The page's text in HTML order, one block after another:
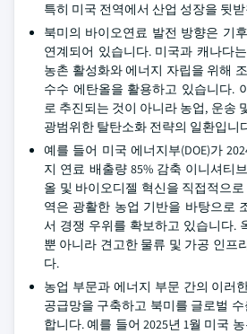
특히 미국 전역에서 산업 성장을 뒷
북미의 바이오연료 발전 방향은 기
연계되어 있습니다. 미국과 캐나다
농촌 활성화와 에너지 자립을 위해
수수 에탄올을 활용하고 있습니다.
로 추진되는 것이 아니라 농업, 운송
광범위한 탈탄소화 전략의 일환입니
예를 들어 미국 에너지부(DOE)가
지 연료 배출량 85% 감축 이니셔티
올 및 바이오디젤 혁신을 직접적으
역은 광활한 농업 기반을 바탕으로
서 경쟁 우위를 확보하고 있습니다.
뿐 아니라 견고한 물류 및 가공 인프
다.
농업 부문과 에너지 부문 간의 이러
공급망을 구축하고 북미를 글로벌
합니다. 예를 들어 2025년 1월 미국